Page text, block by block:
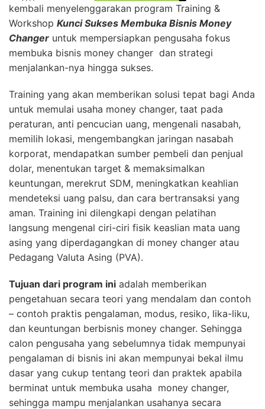
kembali menyelenggarakan program Training &
Workshop Kunci Sukses Membuka Bisnis Money
Changer untuk mempersiapkan pengusaha fokus
membuka bisnis money changer dan strategi
menjalankan-nya hingga sukses.
Training yang akan memberikan solusi tepat bagi Anda
untuk memulai usaha money changer, taat pada
peraturan, anti pencucian uang, mengenali nasabah,
memilih lokasi, mengembangkan jaringan nasabah
korporat, mendapatkan sumber pembeli dan penjual
dolar, menentukan target & memaksimalkan
keuntungan, merekrut SDM, meningkatkan keahlian
mendeteksi uang palsu, dan cara bertransaksi yang
aman. Training ini dilengkapi dengan pelatihan
langsung mengenal ciri-ciri fisik keaslian mata uang
asing yang diperdagangkan di money changer atau
Pedagang Valuta Asing (PVA).
Tujuan dari program ini adalah memberikan
pengetahuan secara teori yang mendalam dan contoh
– contoh praktis pengalaman, modus, resiko, lika-liku,
dan keuntungan berbisnis money changer. Sehingga
calon pengusaha yang sebelumnya tidak mempunyai
pengalaman di bisnis ini akan mempunyai bekal ilmu
dasar yang cukup tentang teori dan praktek apabila
berminat untuk membuka usaha money changer,
sehingga mampu menjalankan usahanya secara